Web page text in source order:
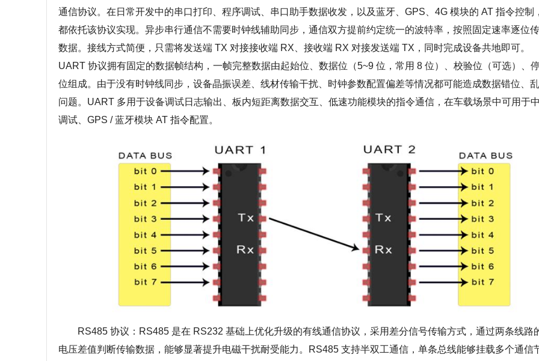
通信协议。在日常开发中的串口打印、程序调试、串口助手数据收发，以及蓝牙、GPS、4G 模块的 AT 指令控制，
都依托该协议实现。异步串行通信不需要时钟线辅助同步，通信双方提前约定统一的波特率，按照固定速率逐位
数据。接线方式简便，只需将发送端 TX 对接接收端 RX、接收端 RX 对接发送端 TX，同时完成设备共地即可。
UART 协议拥有固定的数据帧结构，一帧完整数据由起始位、数据位（5~9 位，常用 8 位）、校验位（可选）、
位组成。由于没有时钟线同步，设备晶振误差、线材传输干扰、时钟参数配置偏差等情况都可能造成数据错位、
问题。UART 多用于设备调试日志输出、板内短距离数据交互、低速功能模块的指令通信，在车载场景中可用于
调试、GPS / 蓝牙模块 AT 指令配置。
RS485 协议：RS485 是在 RS232 基础上优化升级的有线通信协议，采用差分信号传输方式，通过两条线路
电压差值判断传输数据，能够显著提升电磁干扰耐受能力。RS485 支持半双工通信，单条总线能够挂载多个通信